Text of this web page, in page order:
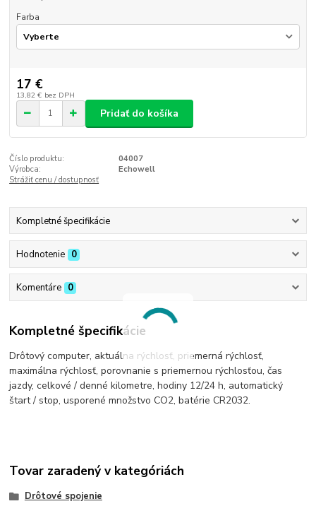
Farba
17 €
13,82 € bez DPH
Pridať do košíka
Číslo produktu:
04007
Výrobca:
Echowell
Strážiť cenu / dostupnosť
Kompletné špecifikácie
Hodnotenie 0
Komentáre 0
Kompletné špecifikácie
Drôtový computer, aktuálna rýchlosť, priemerná rýchlosť,
maximálna rýchlosť, porovnanie s priemernou rýchlosťou, čas
jazdy, celkové / denné kilometre, hodiny 12/24 h, automatický
štart / stop, usporené množstvo CO2, batérie CR2032.
Tovar zaradený v kategóriách
Drôtové spojenie